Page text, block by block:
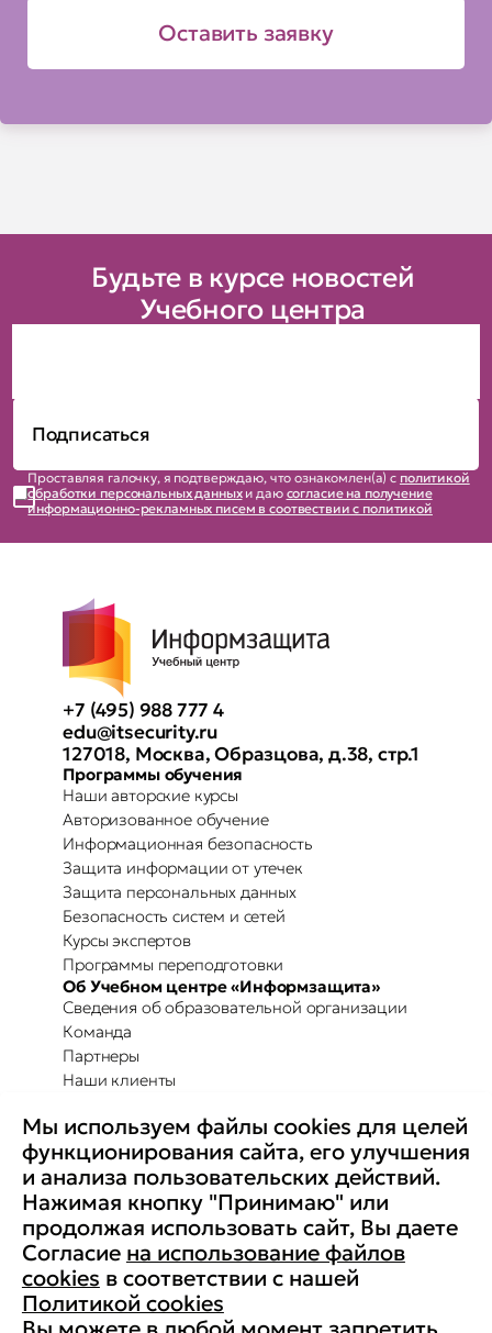
Оставить заявку
Будьте в курсе новостей
Учебного центра
Проставляя галочку, я подтверждаю, что ознакомлен(а) с политикой
обработки персональных данныхи даю согласие на получение
информационно-рекламных писем в соотвествии с политикой
+7 (495) 988 777 4
edu@itsecurity.ru
127018, Москва, Образцова, д.38, стр.1
Программы обучения
Наши авторские курсы
Авторизованное обучение
Информационная безопасность
Защита информации от утечек
Защита персональных данных
Безопасность систем и сетей
Курсы экспертов
Программы переподготовки
Об Учебном центре «Информзащита»
Сведения об образовательной организации
Команда
Партнеры
Наши клиенты
Повышение осведомленности
Партнерство с Secure-T
Преимущества для бизнеса
Комплексные программы
Контакты
Медиа
Вакансии
Реквизиты
Старая версия сайта
Мы используем файлы cookies для целей
функционирования сайта, его улучшения
и анализа пользовательских действий.
Нажимая кнопку "Принимаю" или
продолжая использовать сайт, Вы даете
Согласие на использование файлов
cookies в соответствии с нашей
Политикой cookies